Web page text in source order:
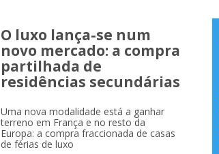
O luxo lança-se num
novo mercado: a compra
partilhada de
residências secundárias
Uma nova modalidade está a ganhar
terreno em França e no resto da
Europa: a compra fraccionada de casas
de férias de luxo